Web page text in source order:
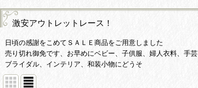
激安アウトレットレース！
日頃の感謝をこめてＳＡＬＥ商品をご用意しました
売り切れ御免です、お早めにベビー、子供服、婦人衣料、手芸
ブライダル、インテリア、和装小物にどうそ